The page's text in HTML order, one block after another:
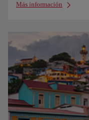
Más información